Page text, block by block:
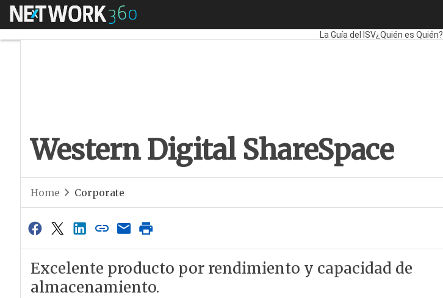
Menú
La Guía del ISV¿Quién es Quién?
Western Digital ShareSpace
Home Corporate
Excelente producto por rendimiento y capacidad de
almacenamiento.